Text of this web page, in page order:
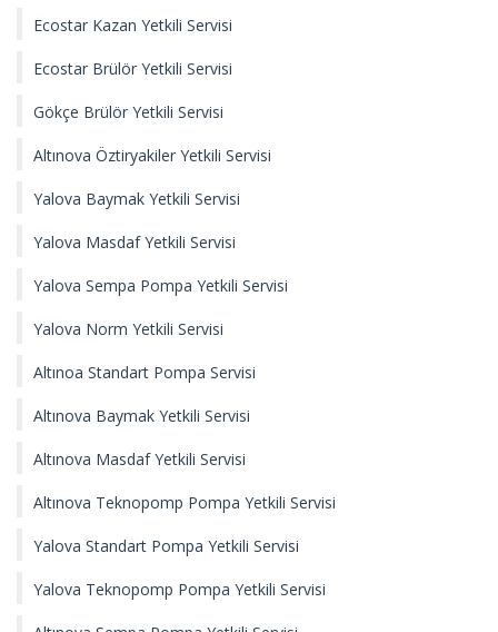
Ecostar Kazan Yetkili Servisi
Ecostar Brülör Yetkili Servisi
Gökçe Brülör Yetkili Servisi
Altınova Öztiryakiler Yetkili Servisi
Yalova Baymak Yetkili Servisi
Yalova Masdaf Yetkili Servisi
Yalova Sempa Pompa Yetkili Servisi
Yalova Norm Yetkili Servisi
Altınoa Standart Pompa Servisi
Altınova Baymak Yetkili Servisi
Altınova Masdaf Yetkili Servisi
Altınova Teknopomp Pompa Yetkili Servisi
Yalova Standart Pompa Yetkili Servisi
Yalova Teknopomp Pompa Yetkili Servisi